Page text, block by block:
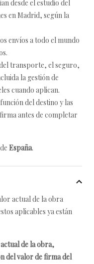
desde el estudio del
en Madrid, según la
envíos a todo el mundo
transporte, el seguro,
la gestión de
cuando aplican.
del destino y las
antes de completar
España.
actual de la obra
aplicables ya están
de la obra,
del valor de firma del